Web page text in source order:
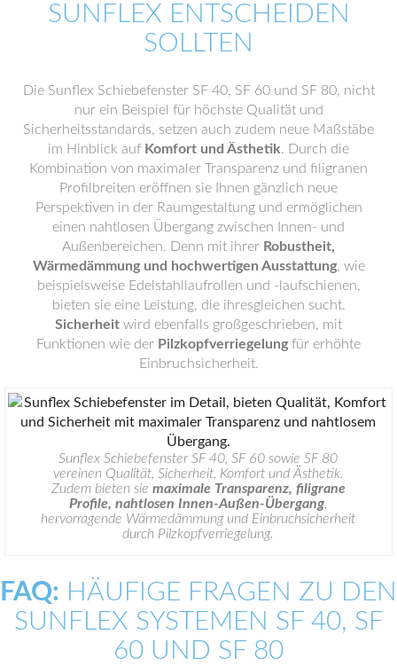
SUNFLEX ENTSCHEIDEN
SOLLTEN
Die Sunflex Schiebefenster SF 40, SF 60 und SF 80, nicht
nur ein Beispiel für höchste Qualität und
Sicherheitsstandards, setzen auch zudem neue Maßstäbe
im Hinblick auf Komfort und Ästhetik. Durch die
Kombination von maximaler Transparenz und filigranen
Profilbreiten eröffnen sie Ihnen gänzlich neue
Perspektiven in der Raumgestaltung und ermöglichen
einen nahtlosen Übergang zwischen Innen- und
Außenbereichen. Denn mit ihrer Robustheit,
Wärmedämmung und hochwertigen Ausstattung, wie
beispielsweise Edelstahllaufrollen und -laufschienen,
bieten sie eine Leistung, die ihresgleichen sucht.
Sicherheit wird ebenfalls großgeschrieben, mit
Funktionen wie der Pilzkopfverriegelung für erhöhte
Einbruchsicherheit.
Sunflex Schiebefenster SF 40, SF 60 sowie SF 80
vereinen Qualität, Sicherheit, Komfort und Ästhetik.
Zudem bieten sie maximale Transparenz, filigrane
Profile, nahtlosen Innen-Außen-Übergang,
hervorragende Wärmedämmung und Einbruchsicherheit
durch Pilzkopfverriegelung.
FAQ: HÄUFIGE FRAGEN ZU DEN
SUNFLEX SYSTEMEN SF 40, SF
60 UND SF 80